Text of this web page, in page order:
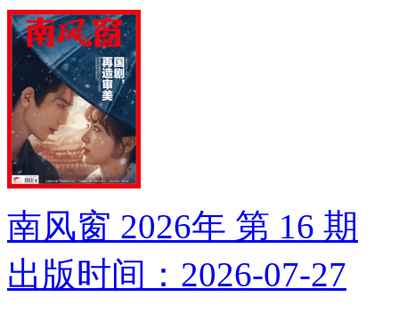
南风窗 2026年 第 16 期
出版时间：2026-07-27